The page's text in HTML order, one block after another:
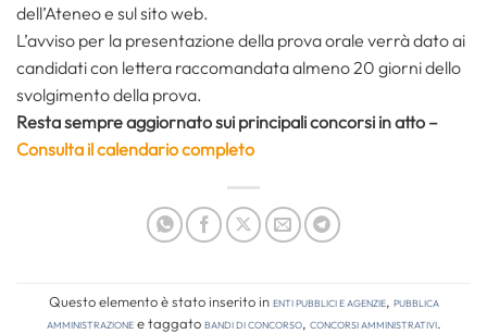
dell’Ateneo e sul sito web.
L’avviso per la presentazione della prova orale verrà dato ai
candidati con lettera raccomandata almeno 20 giorni dello
svolgimento della prova.
Resta sempre aggiornato sui principali concorsi in atto –
Consulta il calendario completo
Questo elemento è stato inserito inEnti pubblici e agenzie, Pubblica
amministrazionee taggatobandi di concorso, concorsi amministrativi.